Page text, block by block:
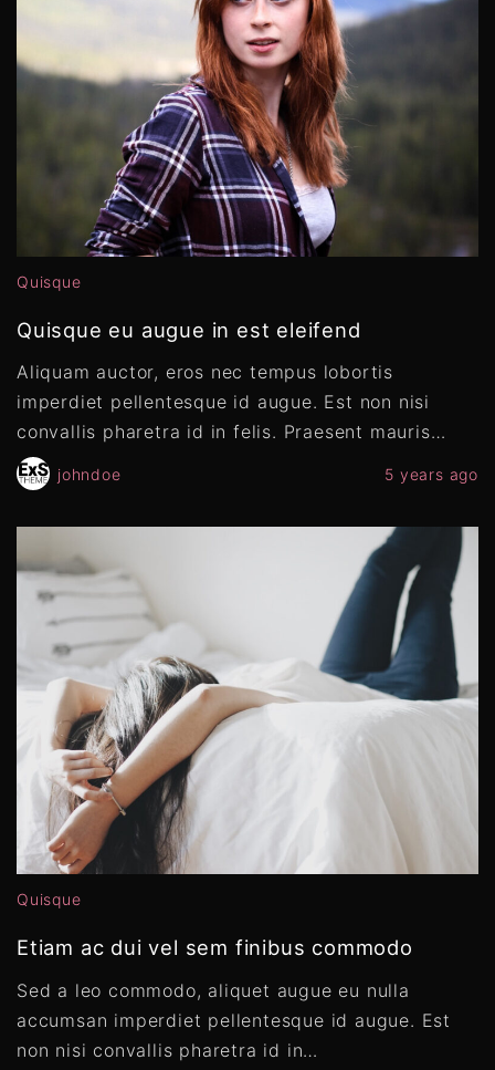
Quisque
Quisque eu augue in est eleifend
Aliquam auctor, eros nec tempus lobortis
imperdiet pellentesque id augue. Est non nisi
convallis pharetra id in felis. Praesent mauris…
johndoe 5 years ago
Quisque
Etiam ac dui vel sem finibus commodo
Sed a leo commodo, aliquet augue eu nulla
accumsan imperdiet pellentesque id augue. Est
non nisi convallis pharetra id in…